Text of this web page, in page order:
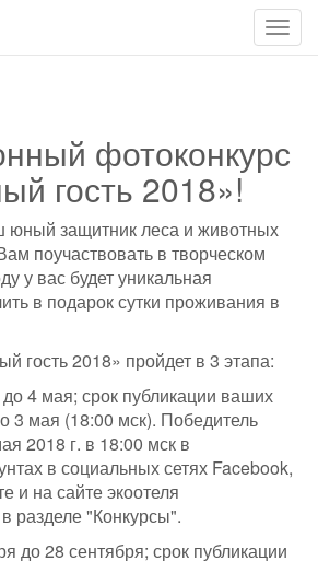
фотоконкурс
гость 2018»!
юный защитник леса и животных
поучаствовать в творческом
у вас будет уникальная
в подарок сутки проживания в
гость 2018» пройдет в 3 этапа:
4 мая; срок публикации ваших
3 мая (18:00 мск). Победитель
2018 г. в 18:00 мск в
в социальных сетях Facebook,
и на сайте экоотеля
в разделе "Конкурсы".
до 28 сентября; срок публикации